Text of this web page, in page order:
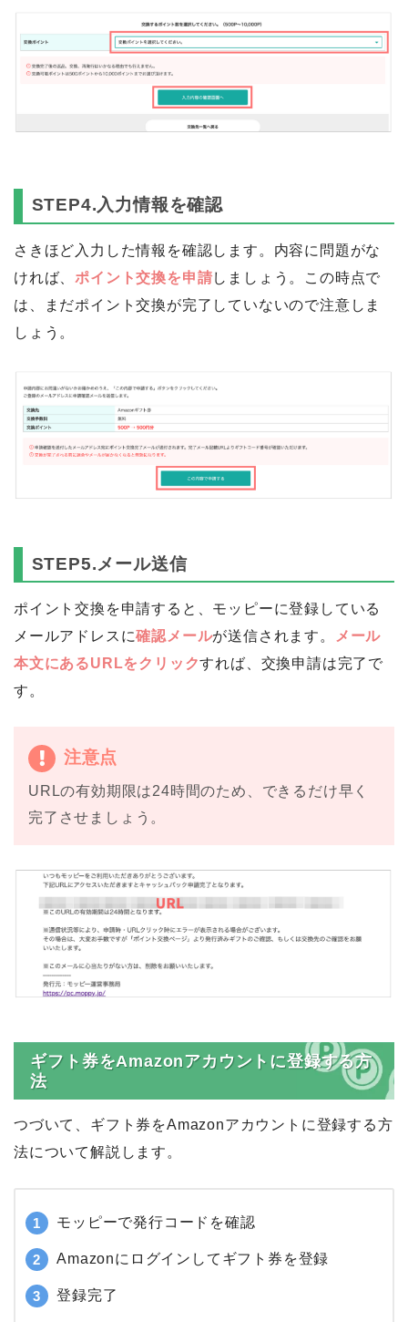
STEP4.入力情報を確認
さきほど入力した情報を確認します。内容に問題がな
ければ、 ポイント交換を申請しましょう。この時点で
は、まだポイント交換が完了していないので注意しま
しょう。
STEP5.メール送信
ポイント交換を申請すると、モッピーに登録している
メールアドレスに確認メールが送信されます。
メール
本文にあるURLをクリックすれば、交換申請は完了で
す。
注意点
URLの有効期限は24時間のため、できるだけ早く
完了させましょう。
ギフト券をAmazonアカウントに登録する方
法
つづいて、ギフト券をAmazonアカウントに登録する方
法について解説します。
モッピーで発行コードを確認
Amazonにログインしてギフト券を登録
登録完了